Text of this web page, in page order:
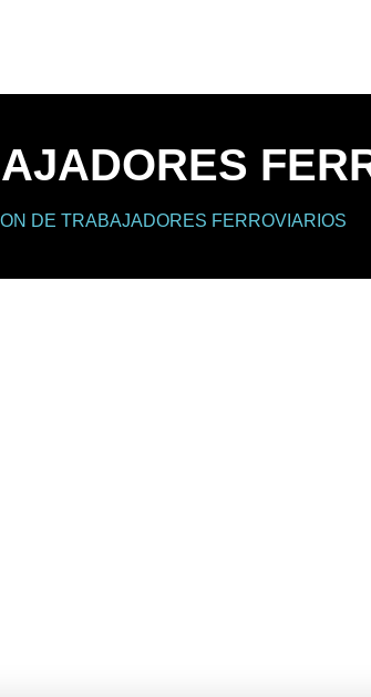
DE TRABAJADORES FERROVIARIOS